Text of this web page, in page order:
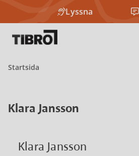
Lyssna
Startsida
Klara Jansson
Klara Jansson